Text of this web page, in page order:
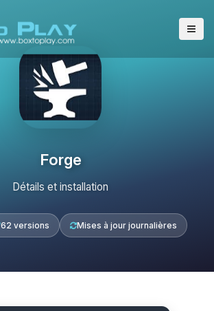
Forge
Détails et installation
62 versions Mises à jour journalières